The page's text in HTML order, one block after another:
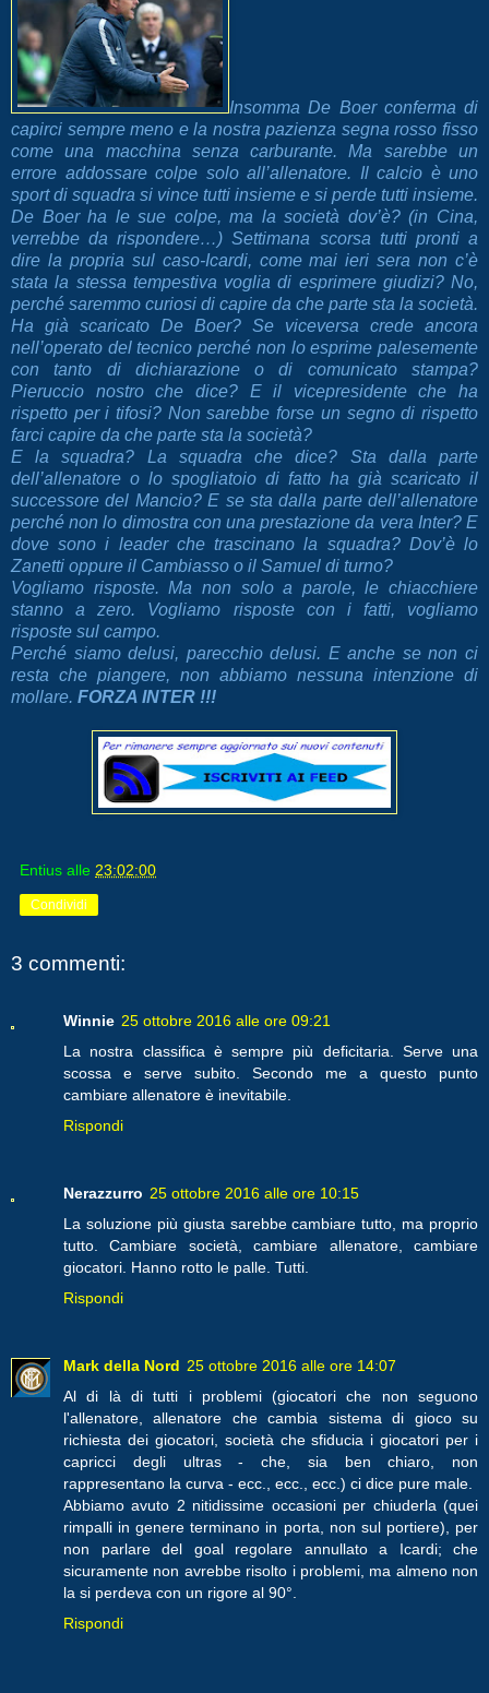
Insomma De Boer conferma di
capirci sempre meno e la nostra pazienza segna rosso fisso
come una macchina senza carburante. Ma sarebbe un
errore addossare colpe solo all’allenatore. Il calcio è uno
sport di squadra si vince tutti insieme e si perde tutti insieme.
De Boer ha le sue colpe, ma la società dov’è? (in Cina,
verrebbe da rispondere…) Settimana scorsa tutti pronti a
dire la propria sul caso-Icardi, come mai ieri sera non c’è
stata la stessa tempestiva voglia di esprimere giudizi? No,
perché saremmo curiosi di capire da che parte sta la società.
Ha già scaricato De Boer? Se viceversa crede ancora
nell’operato del tecnico perché non lo esprime palesemente
con tanto di dichiarazione o di comunicato stampa?
Pieruccio nostro che dice? E il vicepresidente che ha
rispetto per i tifosi? Non sarebbe forse un segno di rispetto
farci capire da che parte sta la società?
E la squadra? La squadra che dice? Sta dalla parte
dell’allenatore o lo spogliatoio di fatto ha già scaricato il
successore del Mancio? E se sta dalla parte dell’allenatore
perché non lo dimostra con una prestazione da vera Inter? E
dove sono i leader che trascinano la squadra? Dov’è lo
Zanetti oppure il Cambiasso o il Samuel di turno?
Vogliamo risposte. Ma non solo a parole, le chiacchiere
stanno a zero. Vogliamo risposte con i fatti, vogliamo
risposte sul campo.
Perché siamo delusi, parecchio delusi. E anche se non ci
resta che piangere, non abbiamo nessuna intenzione di
mollare. FORZA INTER !!!
Entius alle 23:02:00
Condividi
3 commenti:
Winnie 25 ottobre 2016 alle ore 09:21
La nostra classifica è sempre più deficitaria. Serve una
scossa e serve subito. Secondo me a questo punto
cambiare allenatore è inevitabile.
Rispondi
Nerazzurro 25 ottobre 2016 alle ore 10:15
La soluzione più giusta sarebbe cambiare tutto, ma proprio
tutto. Cambiare società, cambiare allenatore, cambiare
giocatori. Hanno rotto le palle. Tutti.
Rispondi
Mark della Nord 25 ottobre 2016 alle ore 14:07
Al di là di tutti i problemi (giocatori che non seguono
l'allenatore, allenatore che cambia sistema di gioco su
richiesta dei giocatori, società che sfiducia i giocatori per i
capricci degli ultras - che, sia ben chiaro, non
rappresentano la curva - ecc., ecc., ecc.) ci dice pure male.
Abbiamo avuto 2 nitidissime occasioni per chiuderla (quei
rimpalli in genere terminano in porta, non sul portiere), per
non parlare del goal regolare annullato a Icardi; che
sicuramente non avrebbe risolto i problemi, ma almeno non
la si perdeva con un rigore al 90°.
Rispondi